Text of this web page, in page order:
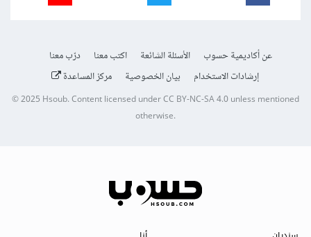
عن أكاديمية حسوب الأسئلة الشائعة اكتب معنا
درّب معنا
إرشادات الاستخدام
بيان الخصوصية مركز المساعدة
© 2025Hsoub.Content licensed underCC BY-NC-SA 4.0unless mentioned
otherwise.